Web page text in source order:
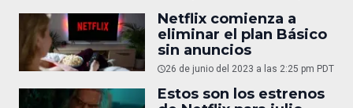
Netflix comienza a
eliminar el plan Básico
sin anuncios
26 de junio del 2023 a las 2:25 pm PDT
Estos son los estrenos